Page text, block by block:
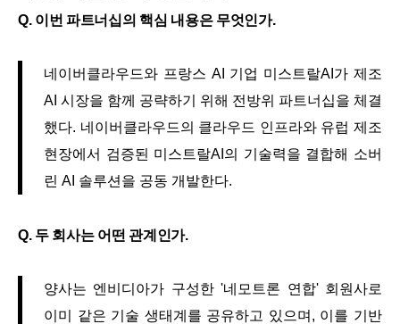
Q. 이번 파트너십의 핵심 내용은 무엇인가.
네이버클라우드와 프랑스 AI 기업 미스트랄AI가 제조
AI 시장을 함께 공략하기 위해 전방위 파트너십을 체결
했다. 네이버클라우드의 클라우드 인프라와 유럽 제조
현장에서 검증된 미스트랄AI의 기술력을 결합해 소버
린 AI 솔루션을 공동 개발한다.
Q. 두 회사는 어떤 관계인가.
양사는 엔비디아가 구성한 '네모트론 연합' 회원사로
이미 같은 기술 생태계를 공유하고 있으며, 이를 기반